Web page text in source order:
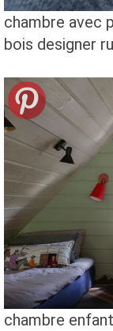
chambre avec
bois designer
chambre